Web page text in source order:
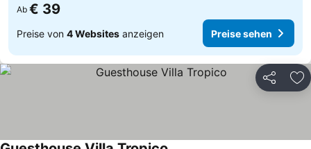
Ab € 39
Preise von 4 Websites anzeigen Preise sehen
Teilen